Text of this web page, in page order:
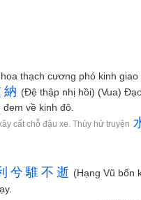
thạch cương phó kinh giao
納 (Đệ thập nhị hồi) (Vua)
về kinh đô.
cất chỗ đậu xe. Thủy hử truyện
兮 騅 不 逝 (Hạng Vũ bổn